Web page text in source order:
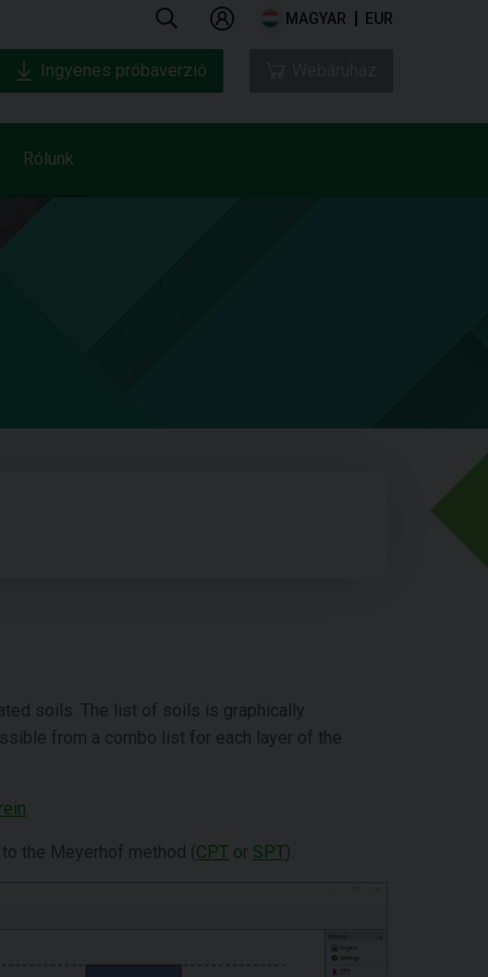
MAGYAR EUR
Rólunk
Ingyenes próbaverzió
soils. The list of soils is graphically
from a combo list for each layer of the
the Meyerhof method ( CPT or SPT).